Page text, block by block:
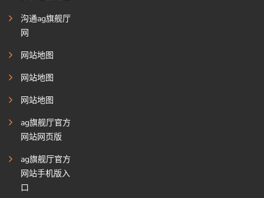
沟通ag旗舰厅
网
网站地图
网站地图
网站地图
ag旗舰厅官方
网站网页版
ag旗舰厅官方
网站手机版入
口